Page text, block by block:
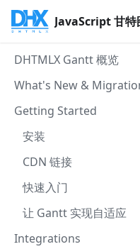
JavaScript 甘特
DHTMLX Gantt 概览
What's New &
Getting Started
安装
CDN 链接
快速入门
让 Gantt 实现自适应
Integrations